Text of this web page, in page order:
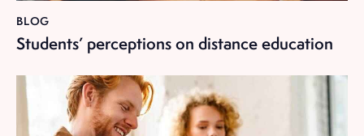
BLOG
Students’ perceptions on distance education